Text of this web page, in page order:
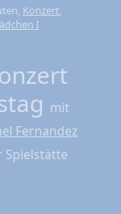
Konzert,
I
mit
Fernandez
Spielstätte